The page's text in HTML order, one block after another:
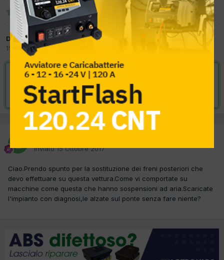
Da lancia
15 Ottobre 2017in
VAI ALLA SOLUZIONE
Risolta da lancia, 18 Ottobre 2017
Inviato15 Ottobre 2017
Ciao.Prendo spunto per la sostituzione dei freni posteriori che
devo effettuare su questa vettura.Come vi comportate su
macchine come questa che hanno sospensioni ad aria.Scaricate
l'impianto con diagnosi,le alzate sul ponte senza fare niente?